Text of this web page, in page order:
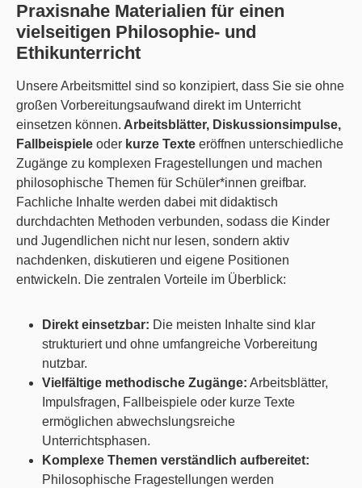
Praxisnahe Materialien für einen
vielseitigen Philosophie- und
Ethikunterricht
Unsere Arbeitsmittel sind so konzipiert, dass Sie sie ohne
großen Vorbereitungsaufwand direkt im Unterricht
einsetzen können. Arbeitsblätter, Diskussionsimpulse,
Fallbeispiele oder kurze Texte eröffnen unterschiedliche
Zugänge zu komplexen Fragestellungen und machen
philosophische Themen für Schüler*innen greifbar.
Fachliche Inhalte werden dabei mit didaktisch
durchdachten Methoden verbunden, sodass die Kinder
und Jugendlichen nicht nur lesen, sondern aktiv
nachdenken, diskutieren und eigene Positionen
entwickeln. Die zentralen Vorteile im Überblick:
Direkt einsetzbar: Die meisten Inhalte sind klar
strukturiert und ohne umfangreiche Vorbereitung
nutzbar.
Vielfältige methodische Zugänge: Arbeitsblätter,
Impulsfragen, Fallbeispiele oder kurze Texte
ermöglichen abwechslungsreiche
Unterrichtsphasen.
Komplexe Themen verständlich aufbereitet:
Philosophische Fragestellungen werden